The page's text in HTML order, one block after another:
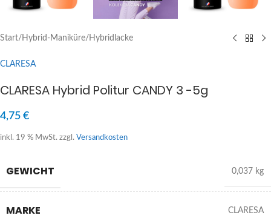
Start/ Hybrid-Maniküre/ Hybridlacke
CLARESA
CLARESA Hybrid Politur CANDY 3 -5g
4,75 €
inkl. 19 % MwSt. zzgl. Versandkosten
GEWICHT 0,037 kg
MARKE CLARESA